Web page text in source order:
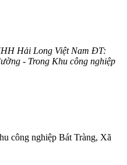
Hải Long Việt Nam ĐT:
- Trong Khu công nghiệp
công nghiệp Bát Tràng, Xã